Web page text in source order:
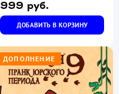
999 руб.
ДОБАВИТЬ В КОРЗИНУ
ДОПОЛНЕНИЕ